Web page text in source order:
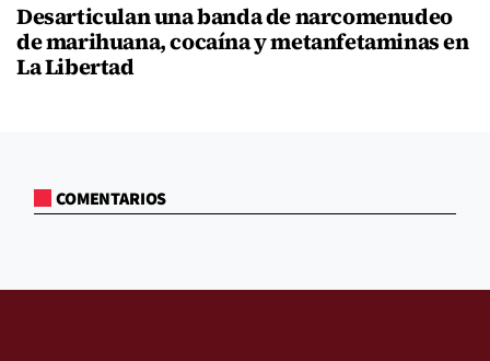
Desarticulan una banda de narcomenudeo
de marihuana, cocaína y metanfetaminas en
La Libertad
COMENTARIOS